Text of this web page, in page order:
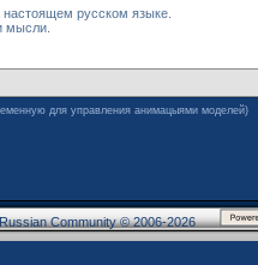
русском языке.
мысли.
для управления анимацыями моделей)
Community © 2006-2026